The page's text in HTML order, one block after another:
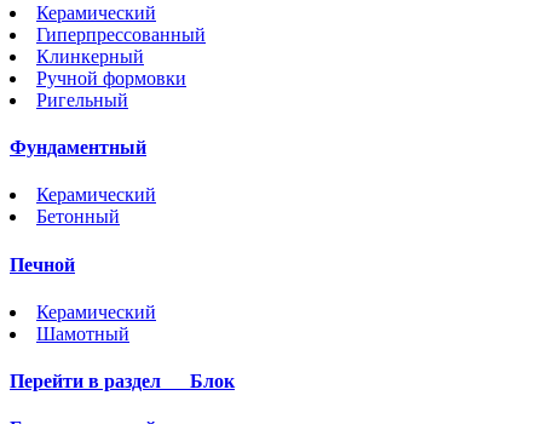
Керамический
Гиперпрессованный
Клинкерный
Ручной формовки
Ригельный
Фундаментный
Керамический
Бетонный
Печной
Керамический
Шамотный
Перейти в раздел Блок